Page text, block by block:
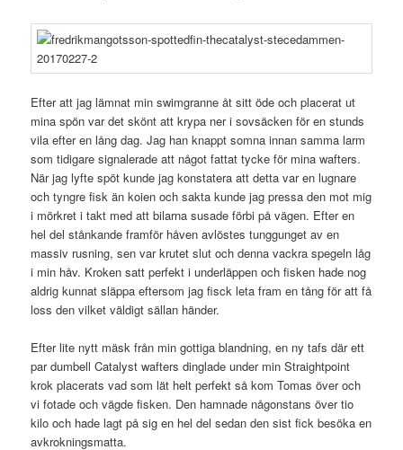
Efter att jag lämnat min swimgranne åt sitt öde och placerat ut
mina spön var det skönt att krypa ner i sovsäcken för en stunds
vila efter en lång dag. Jag han knappt somna innan samma larm
som tidigare signalerade att något fattat tycke för mina wafters.
När jag lyfte spöt kunde jag konstatera att detta var en lugnare
och tyngre fisk än koien och sakta kunde jag pressa den mot mig
i mörkret i takt med att bilarna susade förbi på vägen. Efter en
hel del stånkande framför håven avlöstes tunggunget av en
massiv rusning, sen var krutet slut och denna vackra spegeln låg
i min håv. Kroken satt perfekt i underläppen och fisken hade nog
aldrig kunnat släppa eftersom jag fisck leta fram en tång för att få
loss den vilket väldigt sällan händer.
Efter lite nytt mäsk från min gottiga blandning, en ny tafs där ett
par dumbell Catalyst wafters dinglade under min Straightpoint
krok placerats vad som lät helt perfekt så kom Tomas över och
vi fotade och vägde fisken. Den hamnade någonstans över tio
kilo och hade lagt på sig en hel del sedan den sist fick besöka en
avkrokningsmatta.